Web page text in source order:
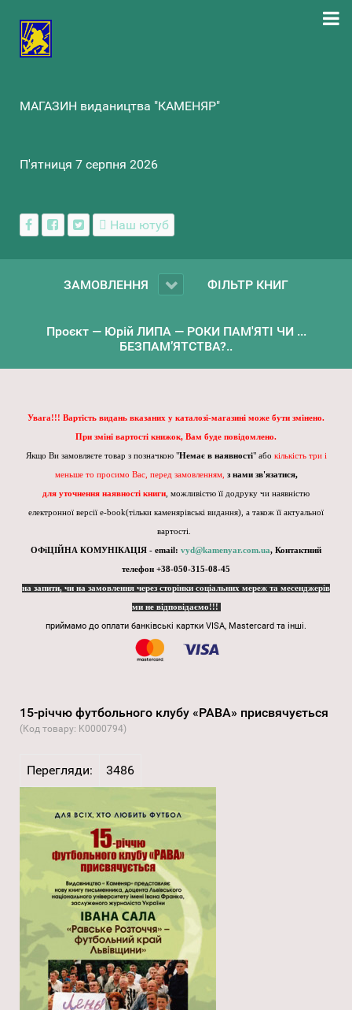
МАГАЗИН видаництва "КАМЕНЯР"
П'ятниця 7 серпня 2026
Наш ютуб
ЗАМОВЛЕННЯ ФІЛЬТР КНИГ
Проєкт — Юрій ЛИПА — РОКИ ПАМ'ЯТІ ЧИ ...
БЕЗПАМ’ЯТСТВА?..
Увага!!! Вартість видань вказаних у каталозі-магазині може бути змінено.
При зміні вартості книжок, Вам буде повідомлено.
Якщо Ви замовляєте товар з позначкою "Немає в наявності" або кількість три і
меньше то просимо Вас, перед замовленням, з нами зв'язатися,
для уточнення наявності книги , можливістю її додруку чи наявністю
електронної версії e-book(тільки каменярівські видання), а також її актуальної
вартості.
ОФіЦІЙНА КОМУНІКАЦІЯ - email: vyd@kamenyar.com.ua, Контактний
телефон +38-050-315-08-45
на запити, чи на замовлення через сторінки соціальних мереж та месенджерів
ми не відповідаємо!!!
приймамо до оплати банківські картки VISA, Mastercard та інші.
15-річчю футбольного клубу «РАВА» присвячується
(Код товару: K0000794)
Перегляди: 3486